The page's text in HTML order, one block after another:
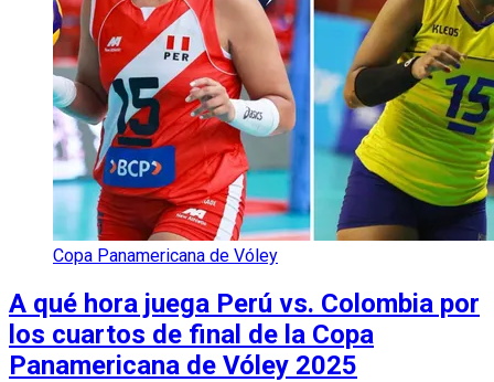
Copa Panamericana de Vóley
A qué hora juega Perú vs. Colombia por
los cuartos de final de la Copa
Panamericana de Vóley 2025